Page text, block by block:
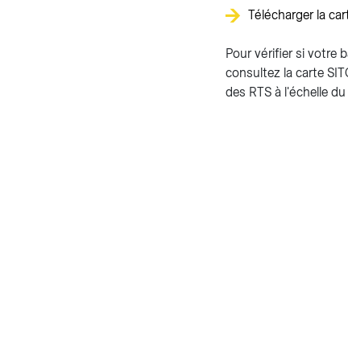
Télécharger la
Pour vérifier si votre
consultez la carte
des RTS à l'échelle